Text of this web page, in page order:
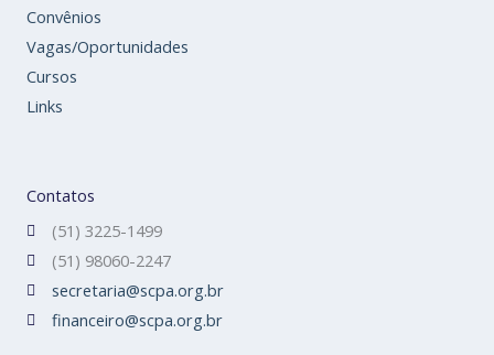
Convênios
Vagas/Oportunidades
Cursos
Links
Contatos
(51) 3225-1499
(51) 98060-2247
secretaria@scpa.org.br
financeiro@scpa.org.br